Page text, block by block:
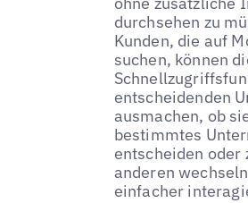
durchsehen zu
Kunden, die auf
suchen, können
entscheidenden
ausmachen, ob
bestimmtes
entscheiden oder
anderen
einfacher